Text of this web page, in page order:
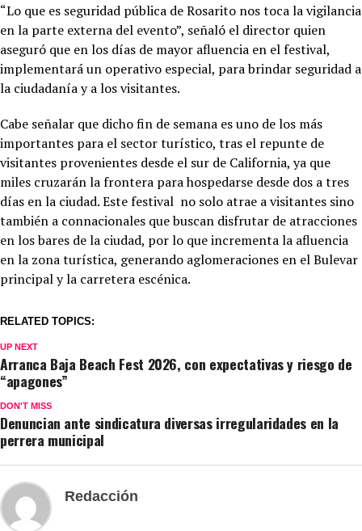
“Lo que es seguridad pública de Rosarito nos toca la vigilancia
en la parte externa del evento”, señaló el director quien
aseguró que en los días de mayor afluencia en el festival,
implementará un operativo especial, para brindar seguridad a
la ciudadanía y a los visitantes.
Cabe señalar que dicho fin de semana es uno de los más
importantes para el sector turístico, tras el repunte de
visitantes provenientes desde el sur de California, ya que
miles cruzarán la frontera para hospedarse desde dos a tres
días en la ciudad. Este festival no solo atrae a visitantes sino
también a connacionales que buscan disfrutar de atracciones
en los bares de la ciudad, por lo que incrementa la afluencia
en la zona turística, generando aglomeraciones en el Bulevar
principal y la carretera escénica.
RELATED TOPICS:
UP NEXT
Arranca Baja Beach Fest 2026, con expectativas y riesgo de
“apagones”
DON'T MISS
Denuncian ante sindicatura diversas irregularidades en la
perrera municipal
Redacción